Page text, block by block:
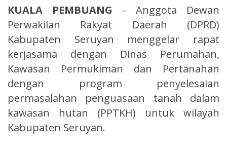
KUALA PEMBUANG - Anggota Dewan
Perwakilan Rakyat Daerah (DPRD)
Kabupaten Seruyan menggelar rapat
kerjasama dengan Dinas Perumahan,
Kawasan Permukiman dan Pertanahan
dengan program penyelesaian
permasalahan penguasaan tanah dalam
kawasan hutan (PPTKH) untuk wilayah
Kabupaten Seruyan.